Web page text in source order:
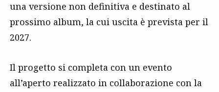
una versione non definitiva e destinato al
prossimo album, la cui uscita è prevista per il
2027.
Il progetto si completa con un evento
all’aperto realizzato in collaborazione con la